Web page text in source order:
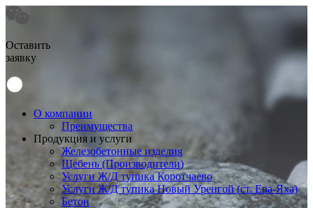
Оставить
заявку
О компании
Преимущества
Продукция и услуги
Железобетонные изделия
Щебень (Производители)
Услуги Ж/Д тупика Коротчаево
Услуги Ж/Д тупика Новый Уренгой (ст. Ева-Яха)
Бетон